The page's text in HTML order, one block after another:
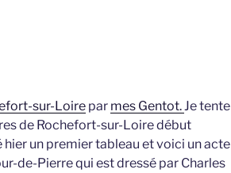
sur-Loirepar mes Gentot. Je tente
de Rochefort-sur-Loire début
hier un premier tableau et voici un acte
de-Pierre qui est dressé par Charles